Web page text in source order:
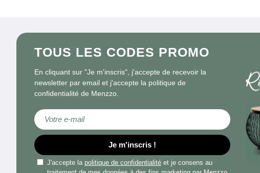
TOUS LES CODES PROMO
En cliquant sur "Je m'inscris", j'accepte de recevoir la
newsletter par email et j'accepte la politique de
confidentialité de Menzzo.
Inscription à notre lettre d’information :
Je m'inscris !
J'accepte la politique de confidentialité et je consens au